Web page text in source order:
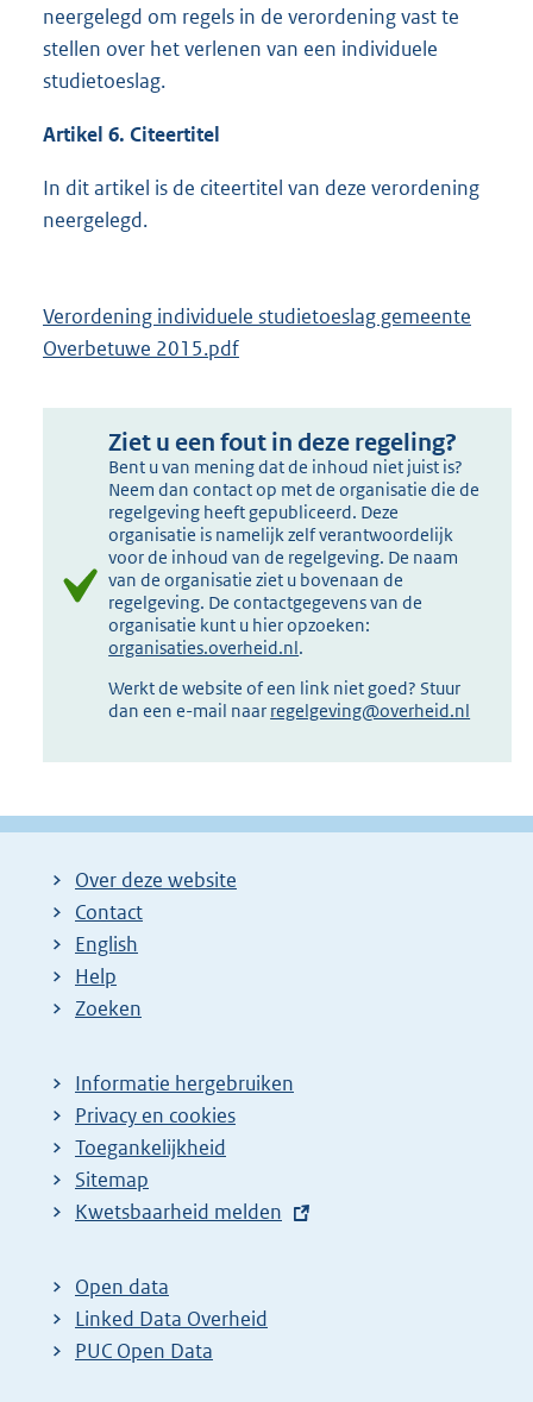
neergelegd om regels in de verordening vast te
stellen over het verlenen van een individuele
studietoeslag.
Artikel 6. Citeertitel
In dit artikel is de citeertitel van deze verordening
neergelegd.
Verordening individuele studietoeslag gemeente
Overbetuwe 2015.pdf
Ziet u een fout in deze regeling?
Bent u van mening dat de inhoud niet juist is?
Neem dan contact op met de organisatie die de
regelgeving heeft gepubliceerd. Deze
organisatie is namelijk zelf verantwoordelijk
voor de inhoud van de regelgeving. De naam
van de organisatie ziet u bovenaan de
regelgeving. De contactgegevens van de
organisatie kunt u hier opzoeken:
organisaties.overheid.nl.
Werkt de website of een link niet goed? Stuur
dan een e-mail naar regelgeving@overheid.nl
Over deze website
Contact
English
Help
Zoeken
Informatie hergebruiken
Privacy en cookies
Toegankelijkheid
Sitemap
E
t
e
r
Kwetsbaarheid melden
Open data
Linked Data Overheid
PUC Open Data